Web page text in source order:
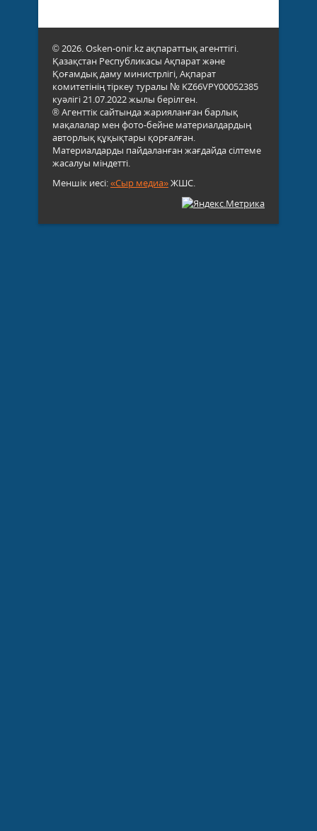
© 2026. Osken-onir.kz ақпараттық агенттігі.
Қазақстан Республикасы Ақпарат және
Қоғамдық даму министрлігі, Ақпарат
комитетінің тіркеу туралы № KZ66VPY00052385
куәлігі 21.07.2022 жылы берілген.
® Агенттік сайтында жарияланған барлық
мақалалар мен фото-бейне материалдардың
авторлық құқықтары қорғалған.
Материалдарды пайдаланған жағдайда сілтеме
жасалуы міндетті.
Меншік иесі:«Сыр медиа»ЖШС.